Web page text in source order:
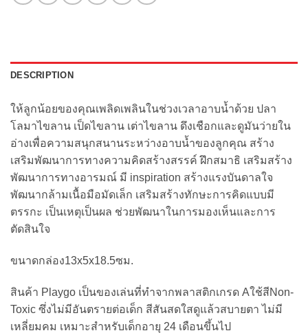
DESCRIPTION
ให้ลูกน้อยของคุณเพลิดเพลินในช่วงเวลาอาบน้ำด้วย ปลา
โลมาไขลาน เป็ดไขลาน เต่าไขลาน ดึงเชือกและดูมันว่ายใน
อ่างเพื่อความสนุกสนานระหว่างอาบน้ำของลูกคุณ สร้าง
เสริมพัฒนาการทางความคิดสร้างสรรค์ ฝึกสมาธิ เสริมสร้าง
พัฒนาการทางอารมณ์ มี inspiration สร้างแรงบันดาลใจ
พัฒนากล้ามเนื้อมือมัดเล็ก เสริมสร้างทักษะการคิดแบบมี
ตรรกะ เป็นเหตุเป็นผล ช่วยพัฒนาในการมองเห็นและการ
ตัดสินใจ
ขนาดกล่อง13x5x18.5ซม.
สินค้า Playgo เป็นของเล่นที่ทำจากพลาสติกเกรด Aใช้สีNon-
Toxic ซึ่งไม่มีอันตรายต่อเด็ก สีสันสดใสดูแล้วสบายตา ไม่มี
เหลี่ยมคม เหมาะสำหรับเด็กอายุ 24 เดือนขึ้นไป